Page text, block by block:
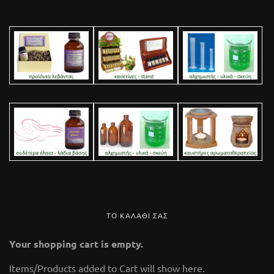
112 Glass Marble
ΤΟ ΚΑΛΑΘΙ ΣΑΣ
Your shopping cart is empty.
Items/Products added to Cart will show here.